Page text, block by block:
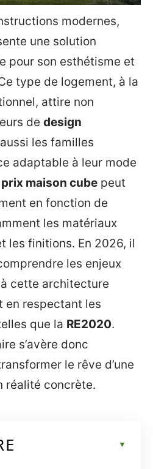
modernes,
une solution
pour son esthétisme et
type de logement, à la
attire non
de design
les familles
adaptable à leur mode
prix maison cube peut
en fonction de
les matériaux
les finitions. En 2026, il
les enjeux
cette architecture
en respectant les
que la RE2020.
s’avère donc
le rêve d’une
réalité concrète.